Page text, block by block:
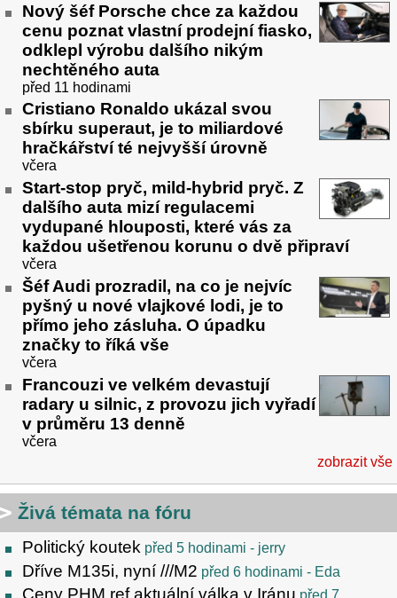
Nový šéf Porsche chce za každou
cenu poznat vlastní prodejní fiasko,
odklepl výrobu dalšího nikým
nechtěného auta
před 11 hodinami
Cristiano Ronaldo ukázal svou
sbírku superaut, je to miliardové
hračkářství té nejvyšší úrovně
včera
Start-stop pryč, mild-hybrid pryč. Z
dalšího auta mizí regulacemi
vydupané hlouposti, které vás za
každou ušetřenou korunu o dvě připraví
včera
Šéf Audi prozradil, na co je nejvíc
pyšný u nové vlajkové lodi, je to
přímo jeho zásluha. O úpadku
značky to říká vše
včera
Francouzi ve velkém devastují
radary u silnic, z provozu jich vyřadí
v průměru 13 denně
včera
zobrazit vše
Živá témata na fóru
Politický koutek před 5 hodinami - jerry
Dříve M135i, nyní ///M2 před 6 hodinami - Eda